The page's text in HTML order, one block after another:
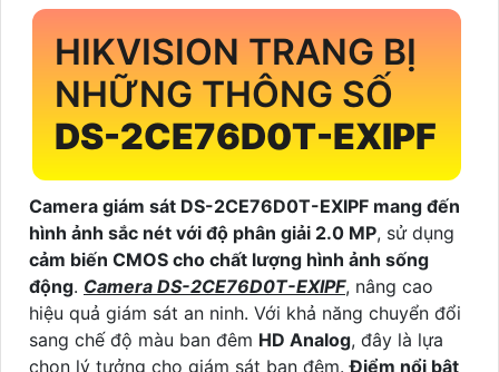
HIKVISION TRANG BỊ
NHỮNG THÔNG SỐ
DS-2CE76D0T-EXIPF
Camera giám sát DS-2CE76D0T-EXIPF mang đến
hình ảnh sắc nét với độ phân giải 2.0 MP, sử dụng
cảm biến CMOS cho chất lượng hình ảnh sống
động. Camera DS-2CE76D0T-EXIPF, nâng cao
hiệu quả giám sát an ninh. Với khả năng chuyển đổi
sang chế độ màu ban đêm HD Analog, đây là lựa
chọn lý tưởng cho giám sát ban đêm.Điểm nổi bật